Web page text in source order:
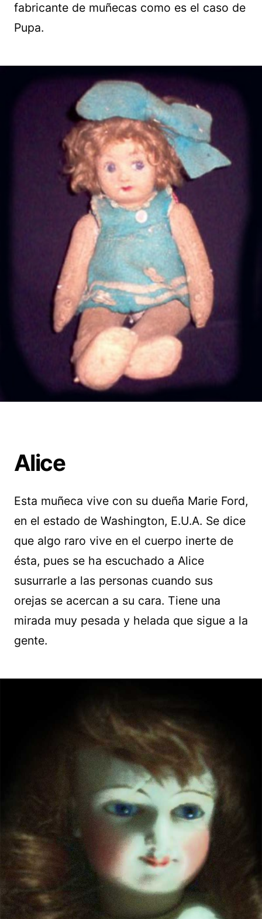
fabricante de muñecas como es el caso de
Pupa.
Alice
Esta muñeca vive con su dueña Marie Ford,
en el estado de Washington, E.U.A. Se dice
que algo raro vive en el cuerpo inerte de
ésta, pues se ha escuchado a Alice
susurrarle a las personas cuando sus
orejas se acercan a su cara. Tiene una
mirada muy pesada y helada que sigue a la
gente.